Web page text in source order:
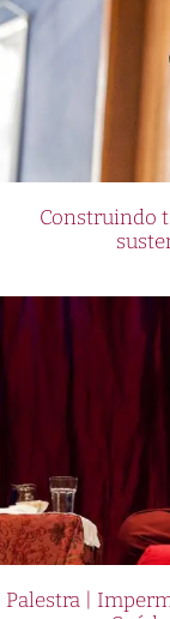
Construindo
Palestra |